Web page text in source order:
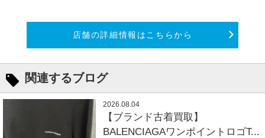
店舗の詳細情報はこちらから
関連するブログ
2026.08.04
【ブランド古着買取】
BALENCIAGAワンポイントロゴT...